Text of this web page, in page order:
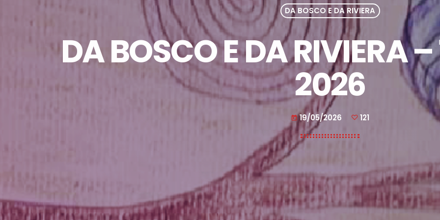
DA BOSCO E DA RIVIERA
DA BOSCO E DA RIVIERA
2026
today 19/05/2026 121